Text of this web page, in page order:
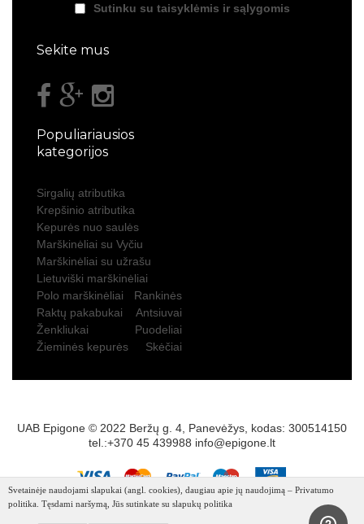
Sutinku su taisyklėmis ir sąlygomis
Sekite mus
Populiariausios
kategorijos
Sirgalių atributika
Krepšinio atributika
Kepurės nuo saulės
Marškinėliai su Vyčiu
Marškinėliai su užrašu
Lietuviški marškinėliai
Polo marškinėliai
Rankinės
Raktų pakabukai
Antsiuvai
Ženkliukai
Puodeliai
Žieminės kepurės
Skėčiai
UAB Epigone © 2022 Beržų g. 4, Panevėžys, kodas: 300514150
tel.:+370 45 439988 info@epigone.lt
Svetainėje naudojami slapukai (angl. cookies), daugiau apie jų naudojimą – Privatumo
politika. Tęsdami naršymą, Jūs sutinkate su slapukų politika